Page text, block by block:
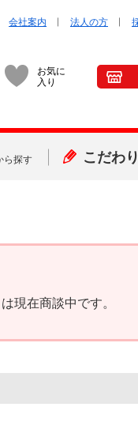
会社案内 法人の方
お気に
入り
ら探す こだわり
現在商談中です。